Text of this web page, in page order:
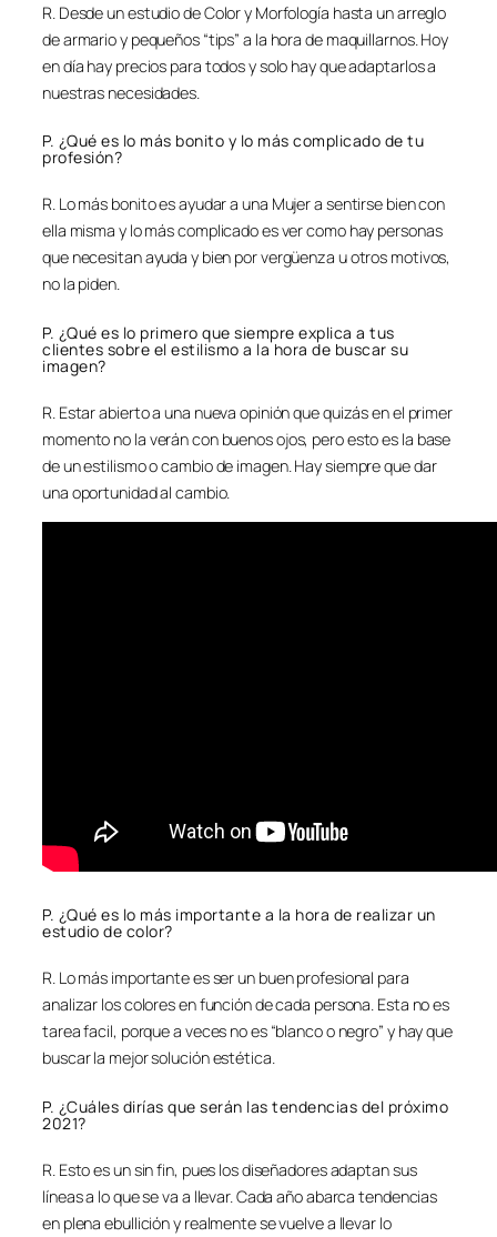
R. Desde un estudio de Color y Morfología hasta un arreglo
de armario y pequeños “tips” a la hora de maquillarnos. Hoy
en día hay precios para todos y solo hay que adaptarlos a
nuestras necesidades.
P. ¿Qué es lo más bonito y lo más complicado de tu
profesión?
R. Lo más bonito es ayudar a una Mujer a sentirse bien con
ella misma y lo más complicado es ver como hay personas
que necesitan ayuda y bien por vergüenza u otros motivos,
no la piden.
P. ¿Qué es lo primero que siempre explica a tus
clientes sobre el estilismo a la hora de buscar su
imagen?
R. Estar abierto a una nueva opinión que quizás en el primer
momento no la verán con buenos ojos, pero esto es la base
de un estilismo o cambio de imagen. Hay siempre que dar
una oportunidad al cambio.
P. ¿Qué es lo más importante a la hora de realizar un
estudio de color?
R. Lo más importante es ser un buen profesional para
analizar los colores en función de cada persona. Esta no es
tarea facil, porque a veces no es “blanco o negro” y hay que
buscar la mejor solución estética.
P. ¿Cuáles dirías que serán las tendencias del próximo
2021?
R. Esto es un sin fin, pues los diseñadores adaptan sus
líneas a lo que se va a llevar. Cada año abarca tendencias
en plena ebullición y realmente se vuelve a llevar lo